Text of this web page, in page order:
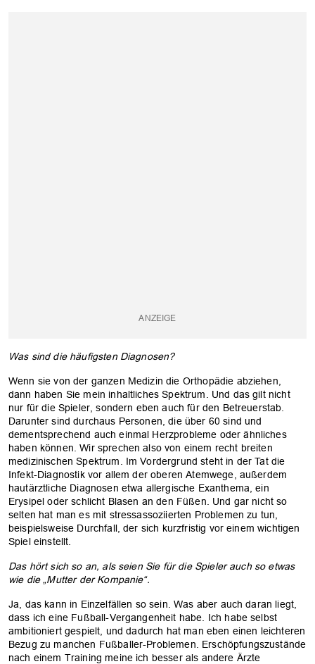
Was sind die häufigsten Diagnosen?
Wenn sie von der ganzen Medizin die Orthopädie abziehen,
dann haben Sie mein inhaltliches Spektrum. Und das gilt nicht
nur für die Spieler, sondern eben auch für den Betreuerstab.
Darunter sind durchaus Personen, die über 60 sind und
dementsprechend auch einmal Herzprobleme oder ähnliches
haben können. Wir sprechen also von einem recht breiten
medizinischen Spektrum. Im Vordergrund steht in der Tat die
Infekt-Diagnostik vor allem der oberen Atemwege, außerdem
hautärztliche Diagnosen etwa allergische Exanthema, ein
Erysipel oder schlicht Blasen an den Füßen. Und gar nicht so
selten hat man es mit stressassoziierten Problemen zu tun,
beispielsweise Durchfall, der sich kurzfristig vor einem wichtigen
Spiel einstellt.
Das hört sich so an, als seien Sie für die Spieler auch so etwas
wie die „Mutter der Kompanie“.
Ja, das kann in Einzelfällen so sein. Was aber auch daran liegt,
dass ich eine Fußball-Vergangenheit habe. Ich habe selbst
ambitioniert gespielt, und dadurch hat man eben einen leichteren
Bezug zu manchen Fußballer-Problemen. Erschöpfungszustände
nach einem Training meine ich besser als andere Ärzte